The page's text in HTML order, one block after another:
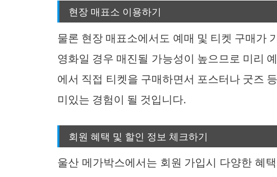
현장 매표소 이용하기
물론 현장 매표소에서도 예매 및 티켓 구매가
영화일 경우 매진될 가능성이 높으므로 미리
에서 직접 티켓을 구매하면서 포스터나 굿즈
미있는 경험이 될 것입니다.
회원 혜택 및 할인 정보 체크하기
울산 메가박스에서는 회원 가입시 다양한 혜